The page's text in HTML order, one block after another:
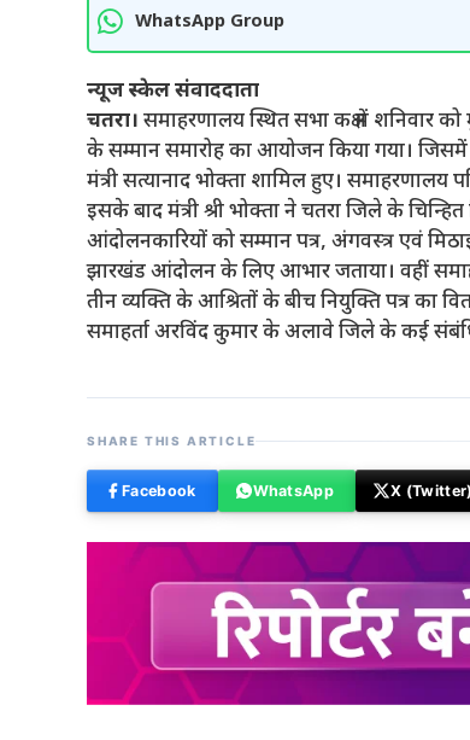
WhatsApp Group
न्यूज स्केल संवाददाता
चतरा। समाहरणालय स्थित सभा कक्ष में शनिवार
के सम्मान समारोह का आयोजन किया गया।
मंत्री सत्यानाद भोक्ता शामिल हुए।
इसके बाद मंत्री श्री भोक्ता ने चतरा जिले के
आंदोलनकारियों को सम्मान पत्र, अंगवस्त्र एवं
झारखंड आंदोलन के लिए आभार जताया। वहीं
तीन व्यक्ति के आश्रितों के बीच नियुक्ति पत्र
समाहर्ता अरविंद कुमार के अलावे जिले के कई
SHARE THIS ARTICLE
Facebook WhatsApp X (Twitter)